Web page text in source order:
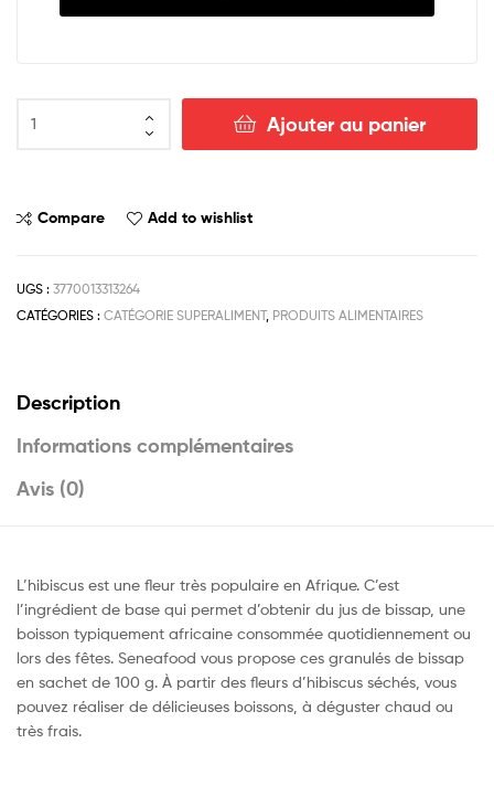
Ajouter au panier
Compare Add to wishlist
UGS : 3770013313264
CATÉGORIES : CATÉGORIE SUPERALIMENT, PRODUITS ALIMENTAIRES
Description
Informations complémentaires
Avis (0)
L’hibiscus est une fleur très populaire en Afrique. C’est
l’ingrédient de base qui permet d’obtenir du jus de bissap, une
boisson typiquement africaine consommée quotidiennement ou
lors des fêtes. Seneafood vous propose ces granulés de bissap
en sachet de 100 g. À partir des fleurs d’hibiscus séchés, vous
pouvez réaliser de délicieuses boissons, à déguster chaud ou
très frais.